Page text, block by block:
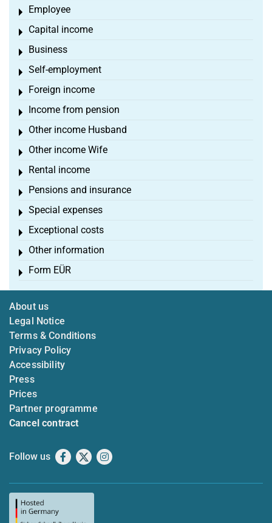
Employee
Toggle menu
Capital income
Toggle menu
Business
Toggle menu
Self-employment
Toggle menu
Foreign income
Toggle menu
Income from pension
Toggle menu
Other income Husband
Toggle menu
Other income Wife
Toggle menu
Rental income
Toggle menu
Pensions and insurance
Toggle menu
Special expenses
Toggle menu
Exceptional costs
Toggle menu
Other information
Toggle menu
Form EÜR
Toggle menu
About us
Legal Notice
Terms & Conditions
Privacy Policy
Accessibility
Press
Prices
Partner programme
Cancel contract
Follow us Facebook
X Instagram